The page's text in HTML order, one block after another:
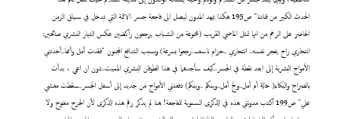
الحدث الكبير من قناتنا" ص195 هكذا يمهد المدون ليصل الى فاجعة جسر الائمة التي تدخل في سياق الزمن
الحاضر على الرغم من انها تمثل الماضي القريب (مجموعة من الشباب يرجعون راكضين عكس التيار البشري صائحين:
انتحاري راح يفجر نفسه.. انتحاري ..حزام ناسف..رجعوا بسرعة) وبسبب التدافع المجنون "فقدت أمل وأمها..أخذتني
الأمواج البشرية إلى ابعد نقطة في الجسر..كيف سأجدهما في هذا الطوفان البشري المميت..دون ان اعي ، بدأت
بالصراخ والبكاء( خالة أم أمل..ولج أمل..وينكم ..وينكم) دفعتني الأمواج من جديد إلى أسفل الجسر..سقطت مغشي
علي" ص199 اكتب مدونتي هذه في الذكرى السنوية للفاجعة! هنا لم يذكر رقم هذه الذكرى لأن الجرح مفتوح ولا